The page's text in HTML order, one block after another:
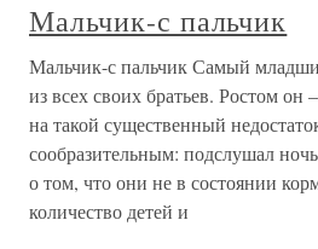
Мальчик-с пальчик
Мальчик-с пальчик Самый
из всех своих братьев. Ростом он
на такой существенный
сообразительным: подслушал
о том, что они не в состоянии
количество детей и